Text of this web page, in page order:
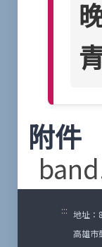
附件
::: 地址：
高雄市